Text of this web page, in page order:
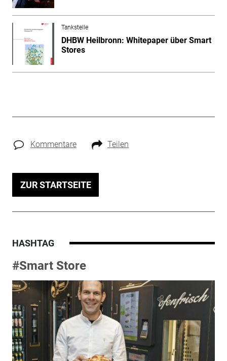
Tankstelle
DHBW Heilbronn: Whitepaper über Smart
Stores
Kommentare Teilen
ZUR STARTSEITE
HASHTAG
#Smart Store